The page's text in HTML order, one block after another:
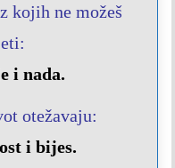
kojih ne možeš
i nada.
otežavaju:
i bijes.